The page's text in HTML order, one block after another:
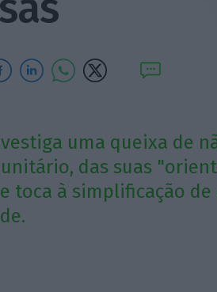
uma queixa de
das suas
toca à simplificação